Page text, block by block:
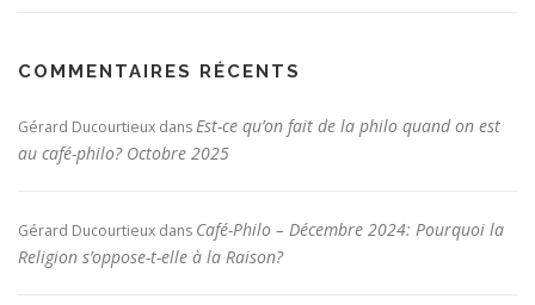
COMMENTAIRES RÉCENTS
Gérard Ducourtieux dansEst-ce qu’on fait de la philo quand on est
au café-philo? Octobre 2025
Gérard Ducourtieux dans Café-Philo – Décembre 2024: Pourquoi la
Religion s’oppose-t-elle à la Raison?